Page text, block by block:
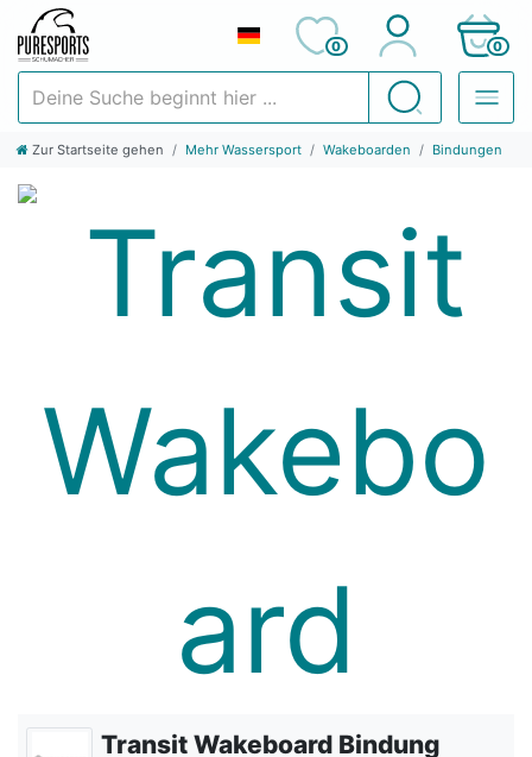
Suchen
0 0
Zur Startseite gehen Mehr Wassersport Wakeboarden Bindungen
Transit Wakeboard Bindung